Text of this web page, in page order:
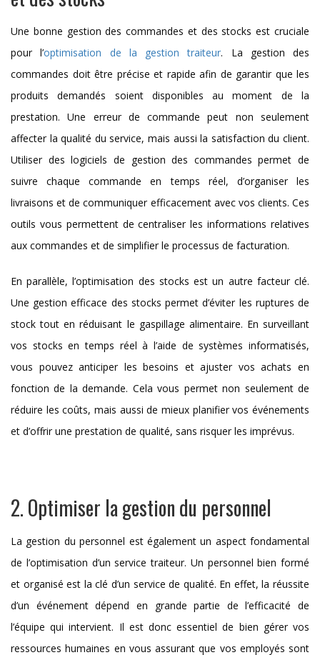
Une bonne gestion des commandes et des stocks est cruciale
pour l’optimisation de la gestion traiteur. La gestion des
commandes doit être précise et rapide afin de garantir que les
produits demandés soient disponibles au moment de la
prestation. Une erreur de commande peut non seulement
affecter la qualité du service, mais aussi la satisfaction du client.
Utiliser des logiciels de gestion des commandes permet de
suivre chaque commande en temps réel, d’organiser les
livraisons et de communiquer efficacement avec vos clients. Ces
outils vous permettent de centraliser les informations relatives
aux commandes et de simplifier le processus de facturation.
En parallèle, l’optimisation des stocks est un autre facteur clé.
Une gestion efficace des stocks permet d’éviter les ruptures de
stock tout en réduisant le gaspillage alimentaire. En surveillant
vos stocks en temps réel à l’aide de systèmes informatisés,
vous pouvez anticiper les besoins et ajuster vos achats en
fonction de la demande. Cela vous permet non seulement de
réduire les coûts, mais aussi de mieux planifier vos événements
et d’offrir une prestation de qualité, sans risquer les imprévus.
2. Optimiser la gestion du personnel
La gestion du personnel est également un aspect fondamental
de l’optimisation d’un service traiteur. Un personnel bien formé
et organisé est la clé d’un service de qualité. En effet, la réussite
d’un événement dépend en grande partie de l’efficacité de
l’équipe qui intervient. Il est donc essentiel de bien gérer vos
ressources humaines en vous assurant que vos employés sont